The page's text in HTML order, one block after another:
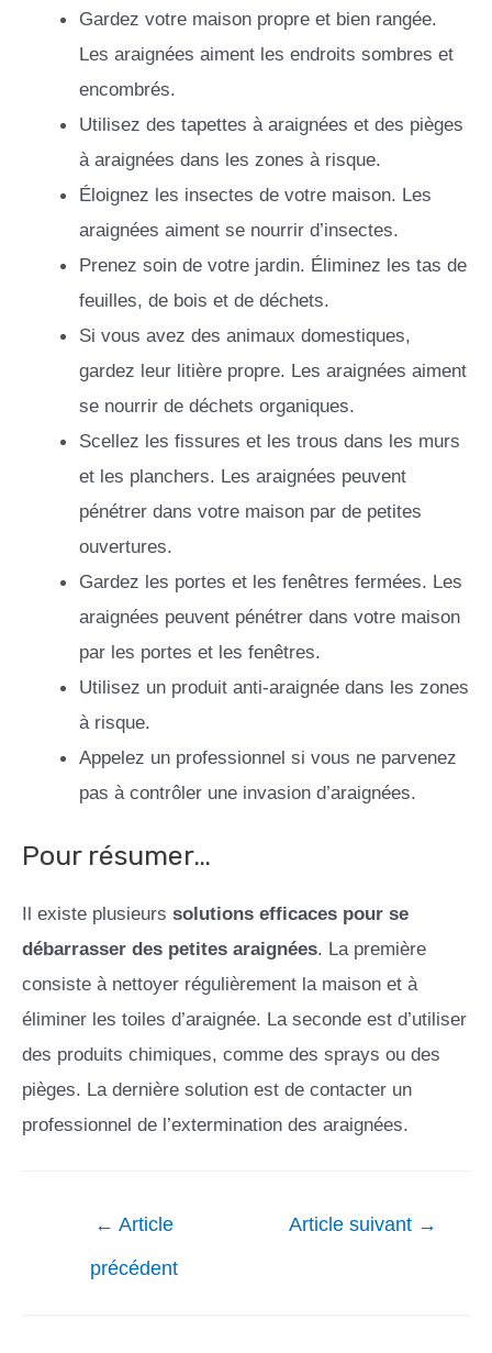
Gardez votre maison propre et bien rangée.
Les araignées aiment les endroits sombres et
encombrés.
Utilisez des tapettes à araignées et des pièges
à araignées dans les zones à risque.
Éloignez les insectes de votre maison. Les
araignées aiment se nourrir d’insectes.
Prenez soin de votre jardin. Éliminez les tas de
feuilles, de bois et de déchets.
Si vous avez des animaux domestiques,
gardez leur litière propre. Les araignées aiment
se nourrir de déchets organiques.
Scellez les fissures et les trous dans les murs
et les planchers. Les araignées peuvent
pénétrer dans votre maison par de petites
ouvertures.
Gardez les portes et les fenêtres fermées. Les
araignées peuvent pénétrer dans votre maison
par les portes et les fenêtres.
Utilisez un produit anti-araignée dans les zones
à risque.
Appelez un professionnel si vous ne parvenez
pas à contrôler une invasion d’araignées.
Pour résumer…
Il existe plusieurs solutions efficaces pour se
débarrasser des petites araignées. La première
consiste à nettoyer régulièrement la maison et à
éliminer les toiles d’araignée. La seconde est d’utiliser
des produits chimiques, comme des sprays ou des
pièges. La dernière solution est de contacter un
professionnel de l’extermination des araignées.
← Article
précédent
Article suivant →